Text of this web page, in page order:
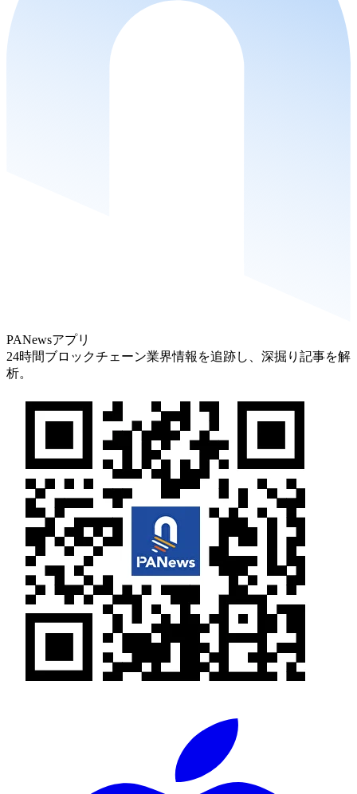
PANewsアプリ
24時間ブロックチェーン業界情報を追跡し、深掘り記事を解
析。